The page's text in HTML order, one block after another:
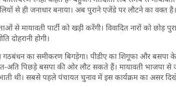
से ही जनाधार बनाया। अब पुराने एजेंडे पर लौटने का वक्त है।
से मायावती पार्टी को खड़ी करेंगी। विवादित नारों को छोड़
दोहरानी होगी।
गठबंधन का समीकरण बिगड़ेगा। पीडीए का शिगूफा और
अति पिछड़े बसपा की ओर लौट सकते हैं। मायावती भाजपा से
थी। सबसे पहले पंचायत चुनाव में इस कार्यक्रम का असर